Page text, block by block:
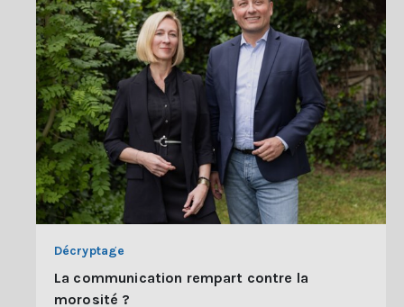
Décryptage
La communication rempart contre la
morosité ?